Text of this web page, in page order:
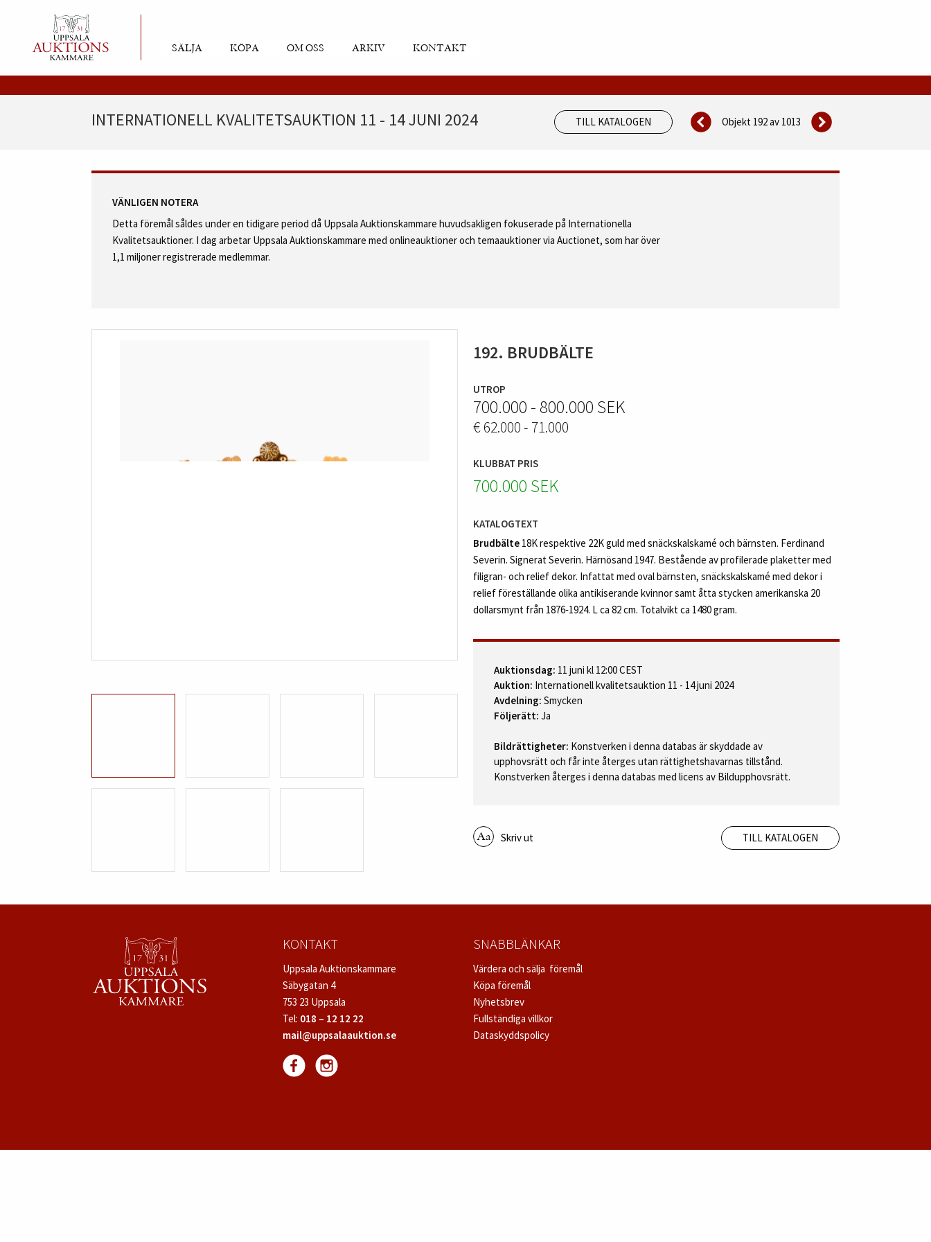
SÄLJA KÖPA OM OSS ARKIV KONTAKT
INTERNATIONELL KVALITETSAUKTION 11 - 14 JUNI 2024 TILL KATALOGEN Objekt 192 av 1013
VÄNLIGEN NOTERA
Detta föremål såldes under en tidigare period då Uppsala Auktionskammare huvudsakligen fokuserade på Internationella
Kvalitetsauktioner. I dag arbetar Uppsala Auktionskammare med onlineauktioner och temaauktioner via Auctionet, som har över
1,1 miljoner registrerade medlemmar.
192. BRUDBÄLTE
UTROP
700.000 - 800.000 SEK
€ 62.000 - 71.000
KLUBBAT PRIS
700.000 SEK
KATALOGTEXT
Brudbälte 18K respektive 22K guld med snäckskalskamé och bärnsten. Ferdinand
Severin. Signerat Severin. Härnösand 1947. Bestående av profilerade plaketter med
filigran- och relief dekor. Infattat med oval bärnsten, snäckskalskamé med dekor i
relief föreställande olika antikiserande kvinnor samt åtta stycken amerikanska 20
dollarsmynt från 1876‑1924. L ca 82 cm. Totalvikt ca 1480 gram.
Auktionsdag: 11 juni kl 12:00 CEST
Auktion: Internationell kvalitetsauktion 11 - 14 juni 2024
Avdelning: Smycken
Följerätt: Ja
Bildrättigheter: Konstverken i denna databas är skyddade av
upphovsrätt och får inte återges utan rättighetshavarnas tillstånd.
Konstverken återges i denna databas med licens av Bildupphovsrätt.
Skriv ut TILL KATALOGEN
KONTAKT
Uppsala Auktionskammare
Säbygatan 4
753 23 Uppsala
Tel: 018 – 12 12 22
mail@uppsalaauktion.se
SNABBLÄNKAR
Värdera och sälja föremål
Köpa föremål
Nyhetsbrev
Fullständiga villkor
Dataskyddspolicy